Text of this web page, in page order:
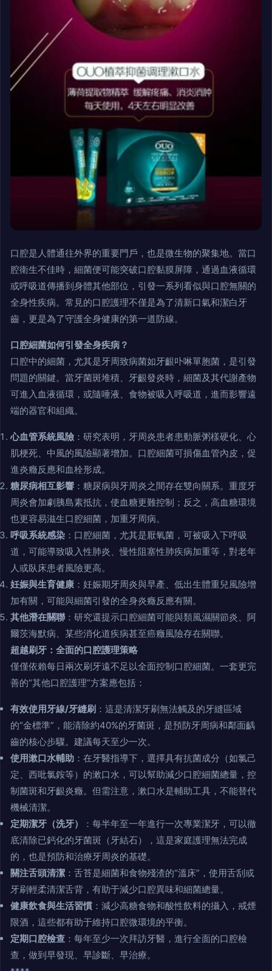
口腔是人體通往外界的重要門戶，也是微生物的聚集地。當口
腔衛生不佳時，細菌便可能突破口腔黏膜屏障，通過血液循環
或呼吸道傳播到身體其他部位，引發一系列看似與口腔無關的
全身性疾病。常見的口腔護理不僅是為了清新口氣和潔白牙
齒，更是為了守護全身健康的第一道防線。
口腔細菌如何引發全身疾病？
口腔中的細菌，尤其是牙周致病菌如牙齦卟啉單胞菌，是引發
問題的關鍵。當牙菌斑堆積、牙齦發炎時，細菌及其代謝產物
可進入血液循環，或隨唾液、食物被吸入呼吸道，進而影響遠
端的器官和組織。
心血管系統風險 ：研究表明，牙周炎患者患動脈粥樣硬化、心
肌梗死、中風的風險顯著增加。口腔細菌可損傷血管內皮，促
進炎癥反應和血栓形成。
糖尿病相互影響 ：糖尿病與牙周炎之間存在雙向關系。重度牙
周炎會加劇胰島素抵抗，使血糖更難控制；反之，高血糖環境
也更容易滋生口腔細菌，加重牙周病。
呼吸系統感染 ：口腔細菌，尤其是厭氧菌，可被吸入下呼吸
道，可能導致吸入性肺炎、慢性阻塞性肺疾病加重等，對老年
人或臥床患者風險更高。
妊娠與生育健康 ：妊娠期牙周炎與早產、低出生體重兒風險增
加有關，可能與細菌引發的全身炎癥反應有關。
其他潛在關聯：研究還提示口腔細菌可能與類風濕關節炎、阿
爾茨海默病、某些消化道疾病甚至癌癥風險存在關聯。
超越刷牙：全面的口腔護理策略
僅僅依賴每日兩次刷牙遠不足以全面控制口腔細菌。一套更完
善的“其他口腔護理”方案應包括：
有效使用牙線/牙縫刷 ：這是清潔牙刷無法觸及的牙縫區域
的“金標準”，能清除約40%的牙菌斑，是預防牙周病和鄰面齲
齒的核心步驟。建議每天至少一次。
使用漱口水輔助 ：在牙醫指導下，選擇具有抗菌成分（如氯己
定、西吡氯銨等）的漱口水，可以幫助減少口腔細菌總量，控
制菌斑和牙齦炎癥。但需注意，漱口水是輔助工具，不能替代
機械清潔。
定期潔牙（洗牙）
：每半年至一年進行一次專業潔牙，可以徹
底清除已鈣化的牙菌斑（牙結石），這是家庭護理無法完成
的，也是預防和治療牙周炎的基礎。
關注舌頭清潔 ：舌苔是細菌和食物殘渣的“溫床”，使用舌刮或
牙刷輕柔清潔舌背，有助于減少口腔異味和細菌總量。
健康飲食與生活習慣 ：減少高糖食物和酸性飲料的攝入，戒煙
限酒，這些都有助于維持口腔微環境的平衡。
定期口腔檢查 ：每年至少一次拜訪牙醫，進行全面的口腔檢
查，做到早發現、早診斷、早治療。